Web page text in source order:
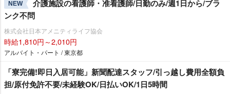
NEW
介護施設の看護師・准看護師/日勤のみ/週1日から/ブラ
ンク不問
株式会社日本アメニティライフ協会
時給1,810円～2,010円
アルバイト・パート / 東京都
「寮完備!即日入居可能」新聞配達スタッフ/引っ越し費用全額負
担/原付免許不要/未経験OK/日払いOK/1日5時間